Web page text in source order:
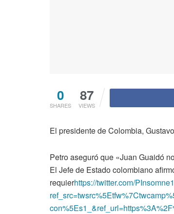
0
SHARES
87
VIEWS
El presidente de Colombia,
Petro aseguró que «Juan Guaidó
El Jefe de Estado colombiano
requierhttps://twitter.com/